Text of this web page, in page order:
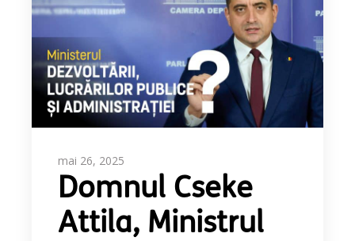
mai 26, 2025
Domnul Cseke
Attila, Ministrul